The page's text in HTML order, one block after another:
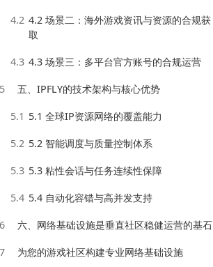
4.2 4.2 场景二：海外游戏资讯与资源的合规获
取
4.3 4.3 场景三：多平台官方账号的合规运营
5 五、IPFLY的技术架构与核心优势
5.1 5.1 全球IP资源网络的覆盖能力
5.2 5.2 智能调度与质量控制体系
5.3 5.3 粘性会话与任务连续性保障
5.4 5.4 自动化容错与高并发支持
6 六、网络基础设施是垂直社区稳健运营的基石
7 为您的游戏社区构建专业网络基础设施